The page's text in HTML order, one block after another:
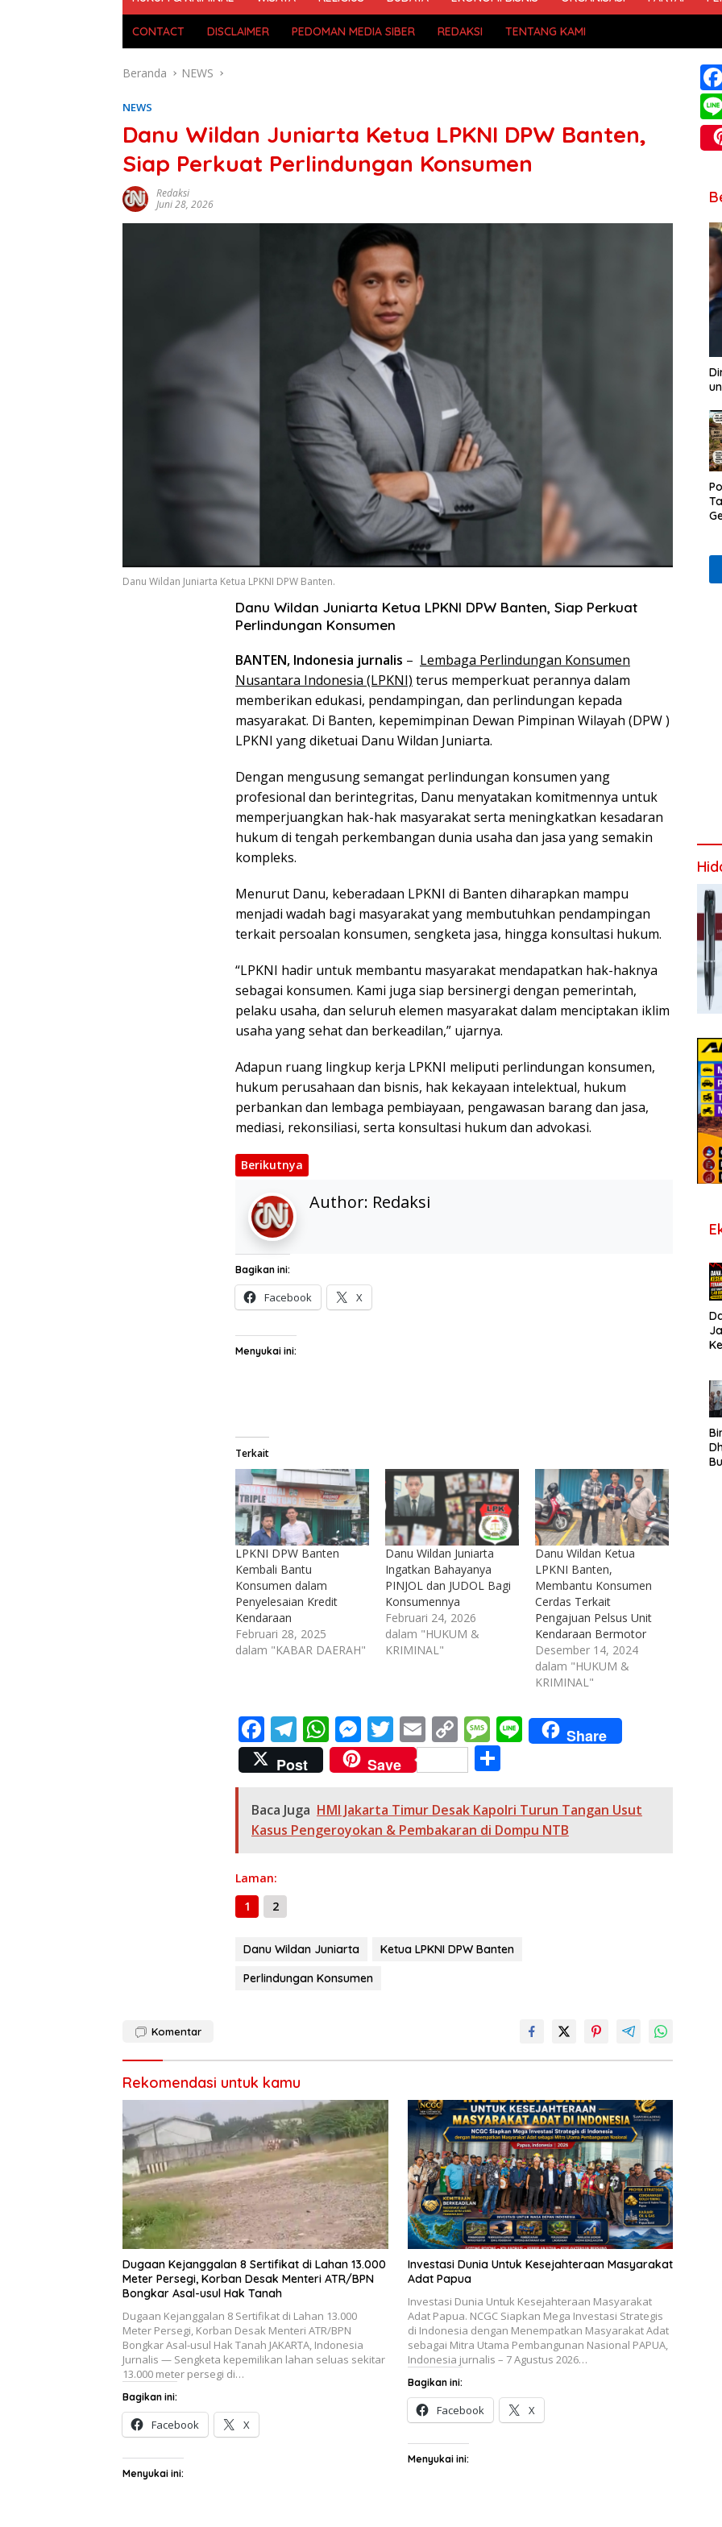
CONTACT DISCLAIMER PEDOMAN MEDIA SIBER REDAKSI TENTANG KAMI
Beranda NEWS
NEWS
Danu Wildan Juniarta Ketua LPKNI DPW Banten,
Siap Perkuat Perlindungan Konsumen
Redaksi
Juni 28, 2026
Danu Wildan Juniarta Ketua LPKNI DPW Banten.
Danu Wildan Juniarta Ketua LPKNI DPW Banten, Siap Perkuat
Perlindungan Konsumen
BANTEN, Indonesia jurnalis – Lembaga Perlindungan Konsumen
Nusantara Indonesia (LPKNI) terus memperkuat perannya dalam
memberikan edukasi, pendampingan, dan perlindungan kepada
masyarakat. Di Banten, kepemimpinan Dewan Pimpinan Wilayah (DPW )
LPKNI yang diketuai Danu Wildan Juniarta.
Dengan mengusung semangat perlindungan konsumen yang
profesional dan berintegritas, Danu menyatakan komitmennya untuk
memperjuangkan hak-hak masyarakat serta meningkatkan kesadaran
hukum di tengah perkembangan dunia usaha dan jasa yang semakin
kompleks.
Menurut Danu, keberadaan LPKNI di Banten diharapkan mampu
menjadi wadah bagi masyarakat yang membutuhkan pendampingan
terkait persoalan konsumen, sengketa jasa, hingga konsultasi hukum.
“LPKNI hadir untuk membantu masyarakat mendapatkan hak-haknya
sebagai konsumen. Kami juga siap bersinergi dengan pemerintah,
pelaku usaha, dan seluruh elemen masyarakat dalam menciptakan iklim
usaha yang sehat dan berkeadilan,” ujarnya.
Adapun ruang lingkup kerja LPKNI meliputi perlindungan konsumen,
hukum perusahaan dan bisnis, hak kekayaan intelektual, hukum
perbankan dan lembaga pembiayaan, pengawasan barang dan jasa,
mediasi, rekonsiliasi, serta konsultasi hukum dan advokasi.
Berikutnya
Author: Redaksi
Bagikan ini:
Facebook X
Menyukai ini:
Terkait
LPKNI DPW Banten
Kembali Bantu
Konsumen dalam
Penyelesaian Kredit
Kendaraan
Februari 28, 2025
dalam "KABAR DAERAH"
Danu Wildan Juniarta
Ingatkan Bahayanya
PINJOL dan JUDOL Bagi
Konsumennya
Februari 24, 2026
dalam "HUKUM &
KRIMINAL"
Danu Wildan Ketua
LPKNI Banten,
Membantu Konsumen
Cerdas Terkait
Pengajuan Pelsus Unit
Kendaraan Bermotor
Desember 14, 2024
dalam "HUKUM &
KRIMINAL"
F
ac
e
b
o
k
T
el
e
gr
a
W
h
at
s
A
M
e
ss
e
n
T
w
itt
er
E
m
ai
l
C
o
p
y
Li
M
e
ss
a
g
Li
n
Share
Post
Save
ar
e
Baca Juga HMI Jakarta Timur Desak Kapolri Turun Tangan Usut
Kasus Pengeroyokan & Pembakaran di Dompu NTB
Laman:
1
2
Danu Wildan Juniarta
Ketua LPKNI DPW Banten
Perlindungan Konsumen
Komentar
Rekomendasi untuk kamu
Dugaan Kejanggalan 8 Sertifikat di Lahan 13.000
Meter Persegi, Korban Desak Menteri ATR/BPN
Bongkar Asal-usul Hak Tanah
Dugaan Kejanggalan 8 Sertifikat di Lahan 13.000
Meter Persegi, Korban Desak Menteri ATR/BPN
Bongkar Asal-usul Hak Tanah JAKARTA, Indonesia
Jurnalis — Sengketa kepemilikan lahan seluas sekitar
13.000 meter persegi di…
Bagikan ini:
Facebook X
Menyukai ini:
Investasi Dunia Untuk Kesejahteraan Masyarakat
Adat Papua
Investasi Dunia Untuk Kesejahteraan Masyarakat
Adat Papua. NCGC Siapkan Mega Investasi Strategis
di Indonesia dengan Menempatkan Masyarakat Adat
sebagai Mitra Utama Pembangunan Nasional PAPUA,
Indonesia jurnalis – 7 Agustus 2026…
Bagikan ini:
Facebook X
Menyukai ini: